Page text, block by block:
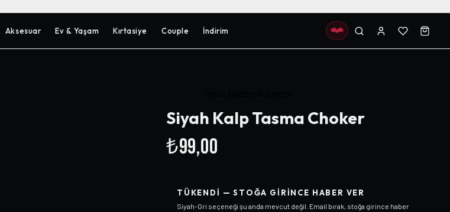
Aksesuar Ev & Yaşam Kırtasiye Couple İndirim
Siyah Kalp Tasma Choker
₺99,00
TÜKENDI — STOĞA GIRINCE HABER VER
Siyah-Gri seçeneği şu anda mevcut değil. Email bırak, stoğa girince haber